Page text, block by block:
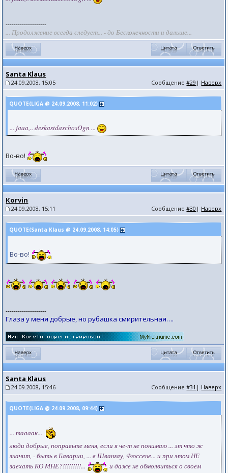
--------------------
... Продолжение всегда следует... - до Бесконечности и дальше...
Santa Klaus
24.09.2008, 15:05 Сообщение#29 | Наверх
QUOTE(LIGA @ 24.09.2008, 11:02)
... jaaa,.. deskastdaschosOgn ...
Во-во!
Коrvin
24.09.2008, 15:11 Сообщение#30 | Наверх
QUOTE(Santa Klaus @ 24.09.2008, 14:05)
Во-во!
--------------------
Глаза у меня добрые, но рубашка смирительная….
Santa Klaus
24.09.2008, 15:46 Сообщение#31 | Наверх
QUOTE(LIGA @ 24.09.2008, 09:44)
... таааак...
люди добрые, поправьте меня, если я че-т не понимаю ... эт что ж
значит, - быть в Баварии, ... в Швангау, Фюссене... и при этом НЕ
заехать КО МНЕ?!!!!!!!!!...
и даже не обмолвиться о своем